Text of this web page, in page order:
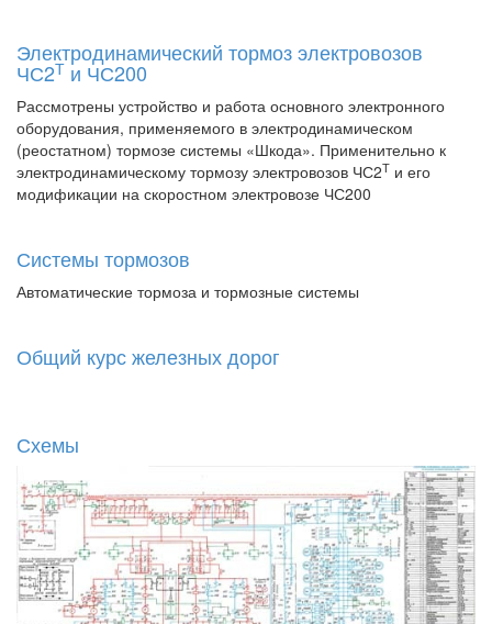
Электродинамический тормоз электровозов
ЧС2Т и ЧС200
Рассмотрены устройство и работа основного электронного
оборудования, применяемого в электродинамическом
(реостатном) тормозе системы «Шкода». Применительно к
электродинамическому тормозу электровозов ЧС2Т и его
модификации на скоростном электровозе ЧС200
Системы тормозов
Автоматические тормоза и тормозные системы
Общий курс железных дорог
Схемы